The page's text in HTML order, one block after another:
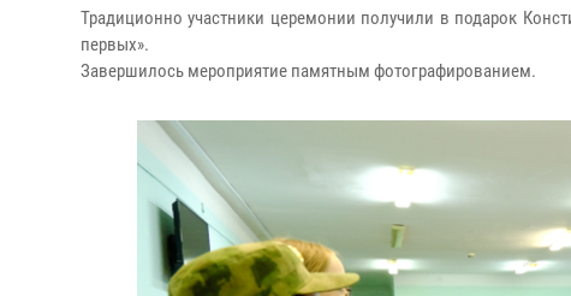
Традиционно участники церемонии получили в подарок
первых».
Завершилось мероприятие памятным фотографированием.